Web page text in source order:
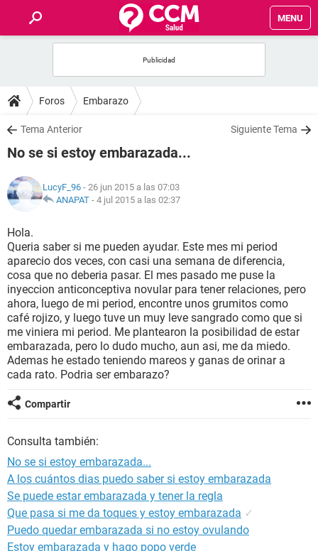
MENU
FOROS
SALUD
NUTRICIÓN
BIENESTAR
SEXUALIDAD
GLOSARIO
Foros Embarazo
Tema Anterior Siguiente Tema
No se si estoy embarazada...
LucyF_96 - 26 jun 2015 a las 07:03
ANAPAT - 4 jul 2015 a las 02:37
Hola.
Queria saber si me pueden ayudar. Este mes mi period
aparecio dos veces, con casi una semana de diferencia,
cosa que no deberia pasar. El mes pasado me puse la
inyeccion anticonceptiva novular para tener relaciones, pero
ahora, luego de mi period, encontre unos grumitos como
café rojizo, y luego tuve un muy leve sangrado como que si
me viniera mi period. Me plantearon la posibilidad de estar
embarazada, pero lo dudo mucho, aun asi, me da miedo.
Ademas he estado teniendo mareos y ganas de orinar a
cada rato. Podria ser embarazo?
Compartir
Consulta también:
No se si estoy embarazada...
A los cuántos dias puedo saber si estoy embarazada
Se puede estar embarazada y tener la regla
Que pasa si me da toques y estoy embarazada ✓
Puedo quedar embarazada si no estoy ovulando
Estoy embarazada y hago popo verde